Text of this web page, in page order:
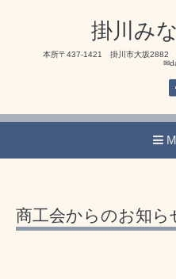
掛川み
本所〒437-1421 掛川市大坂
商工会からのお知ら